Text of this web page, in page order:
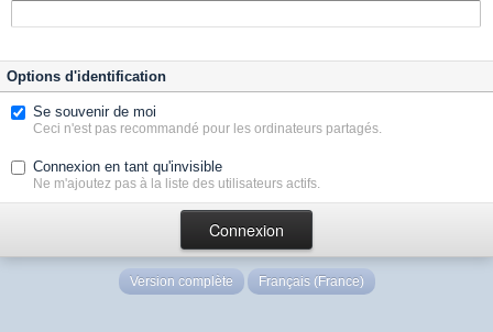
Options d'identification
Se souvenir de moi
Ceci n'est pas recommandé pour les ordinateurs partagés.
Connexion en tant qu'invisible
Ne m'ajoutez pas à la liste des utilisateurs actifs.
Version complète Français (France)